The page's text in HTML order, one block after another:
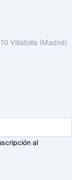
Villalbilla (Madrid)
al